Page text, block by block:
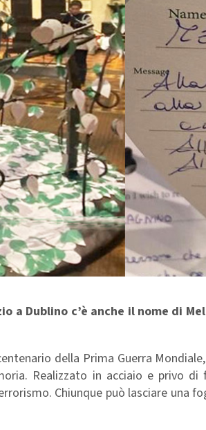
a Dublino c’è anche il nome di
della Prima Guerra
Realizzato in acciaio e privo
Chiunque può lasciare una